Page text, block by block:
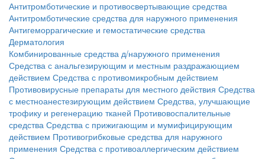
Антитромботические и противосвертывающие средства
Антитромботические средства для наружного применения
Антигеморрагические и гемостатические средства
Дерматология
Комбинированные средства д/наружного применения
Средства с анальгезирующим и местным раздражающием
действием Средства с противомикробным действием
Противовирусные препараты для местного действия Средства
с местноанестезирующим действием Средства, улучшающие
трофику и регенерацию тканей Противовоспалительные
средства Средства с прижигающим и мумифицирующим
действием Противогрибковые средства для наружного
применения Средства с противоаллергическим действием